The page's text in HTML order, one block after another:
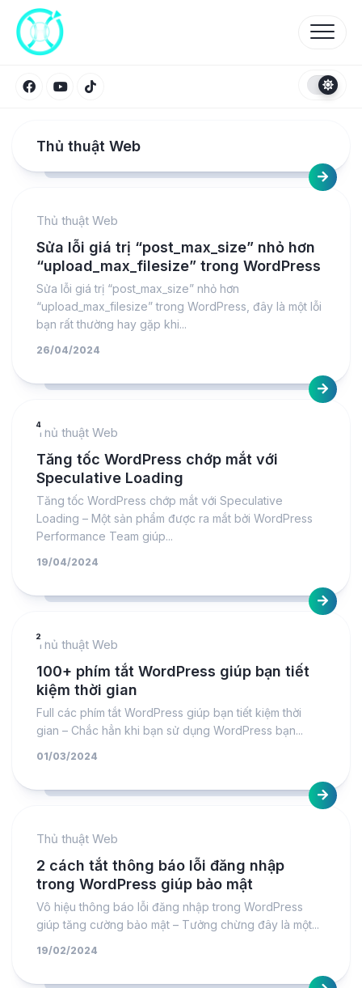
content
Thủ thuật Web
Thủ thuật Web
Sửa lỗi giá trị “post_max_size” nhỏ hơn
“upload_max_filesize” trong WordPress
Sửa lỗi giá trị “post_max_size” nhỏ hơn
“upload_max_filesize” trong WordPress, đây là một lỗi
bạn rất thường hay gặp khi...
26/04/2024
4
Thủ thuật Web
Tăng tốc WordPress chớp mắt với
Speculative Loading
Tăng tốc WordPress chớp mắt với Speculative
Loading – Một sản phẩm được ra mắt bởi WordPress
Performance Team giúp...
19/04/2024
2
Thủ thuật Web
100+ phím tắt WordPress giúp bạn tiết
kiệm thời gian
Full các phím tắt WordPress giúp bạn tiết kiệm thời
gian – Chắc hẳn khi bạn sử dụng WordPress bạn...
01/03/2024
Thủ thuật Web
2 cách tắt thông báo lỗi đăng nhập
trong WordPress giúp bảo mật
Vô hiệu thông báo lỗi đăng nhập trong WordPress
giúp tăng cường bảo mật – Tưởng chừng đây là một...
19/02/2024